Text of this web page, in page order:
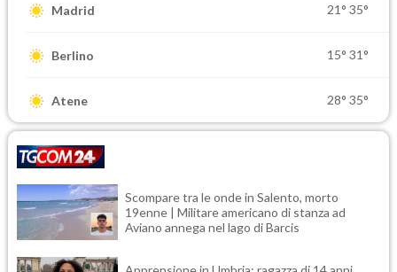
Madrid 21° 35°
Berlino 15° 31°
Atene 28° 35°
Scompare tra le onde in Salento, morto
19enne | Militare americano di stanza ad
Aviano annega nel lago di Barcis